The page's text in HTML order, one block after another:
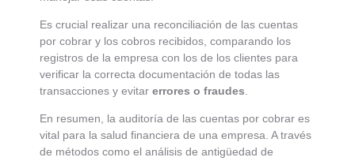
Es crucial realizar una reconciliación de las cuentas
por cobrar y los cobros recibidos, comparando los
registros de la empresa con los de los clientes para
verificar la correcta documentación de todas las
transacciones y evitar errores o fraudes
En resumen, la auditoría de las cuentas por cobrar es
vital para la salud financiera de una empresa. A través
de métodos como el análisis de antigüedad de